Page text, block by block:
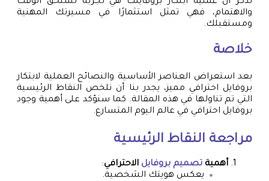
والاهتمام، فهي تمثل استثمارًا في مسيرتك المهنية
ومستقبلك.
خلاصة
بعد استعراض العناصر الأساسية والنصائح العملية لابتكار
بروفايل احترافي مميز، يجدر بنا أن نلخص النقاط الرئيسية
التي تم تناولها في هذه المقالة. كما سنؤكد على أهمية وجود
بروفايل احترافي في عالم اليوم المتسارع.
مراجعة النقاط الرئيسية
أهمية تصميم بروفايل الاحترافي:
يعكس هويتك الشخصية.